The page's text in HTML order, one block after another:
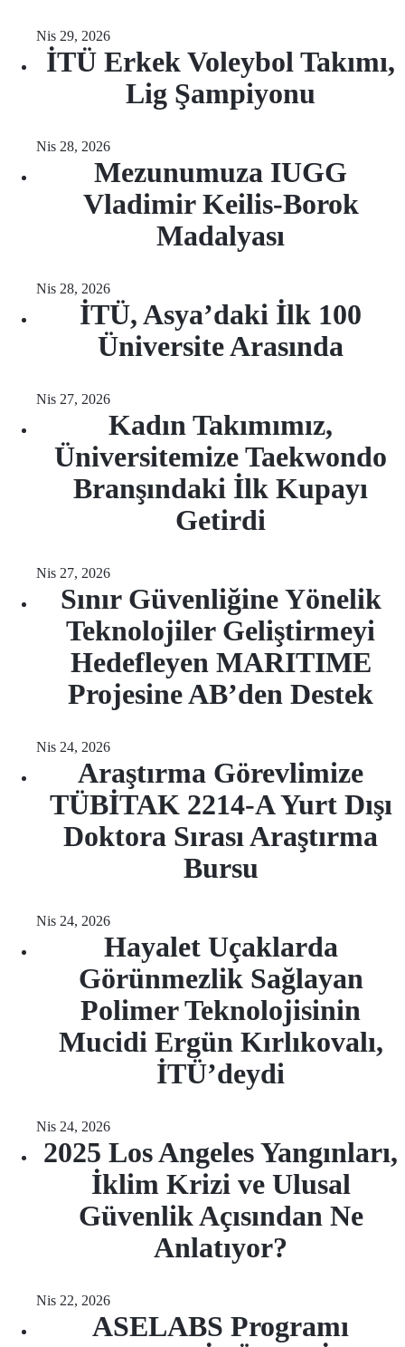
Nis 29, 2026
İTÜ Erkek Voleybol Takımı,
Lig Şampiyonu
Nis 28, 2026
Mezunumuza IUGG
Vladimir Keilis-Borok
Madalyası
Nis 28, 2026
İTÜ, Asya’daki İlk 100
Üniversite Arasında
Nis 27, 2026
Kadın Takımımız,
Üniversitemize Taekwondo
Branşındaki İlk Kupayı
Getirdi
Nis 27, 2026
Sınır Güvenliğine Yönelik
Teknolojiler Geliştirmeyi
Hedefleyen MARITIME
Projesine AB’den Destek
Nis 24, 2026
Araştırma Görevlimize
TÜBİTAK 2214-A Yurt Dışı
Doktora Sırası Araştırma
Bursu
Nis 24, 2026
Hayalet Uçaklarda
Görünmezlik Sağlayan
Polimer Teknolojisinin
Mucidi Ergün Kırlıkovalı,
İTÜ’deydi
Nis 24, 2026
2025 Los Angeles Yangınları,
İklim Krizi ve Ulusal
Güvenlik Açısından Ne
Anlatıyor?
Nis 22, 2026
ASELABS Programı